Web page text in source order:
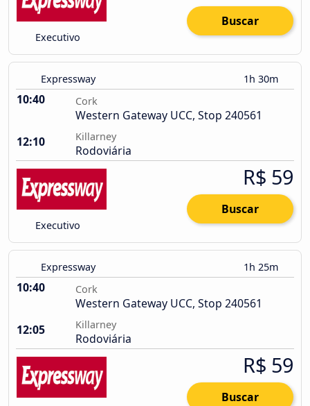
Executivo
Buscar
Expressway 1h 30m
10:40 Cork
Western Gateway UCC, Stop 240561
12:10
Killarney
Rodoviária
Executivo
R$ 59
Buscar
Expressway 1h 25m
10:40 Cork
Western Gateway UCC, Stop 240561
12:05
Killarney
Rodoviária
R$ 59
Buscar